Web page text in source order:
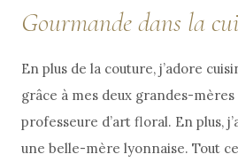
Gourmande dans la
En plus de la couture, j’adore
grâce à mes deux grandes-
professeure d’art floral. En plus,
une belle-mère lyonnaise. Tout